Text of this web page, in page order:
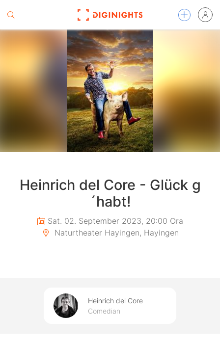
Heinrich del Core - Glück g
´habt!
Sat. 02. September 2023, 20:00 Ora
Naturtheater Hayingen, Hayingen
Heinrich del Core
Comedian